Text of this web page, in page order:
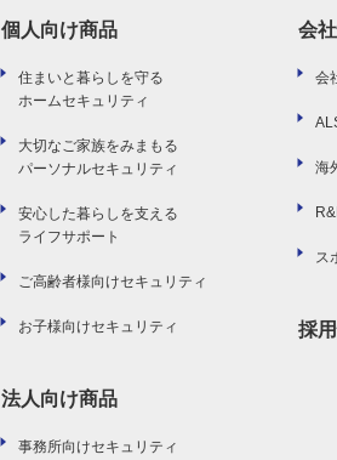
個人向け商品
住まいと暮らしを守る
ホームセキュリティ
大切なご家族をみまもる
パーソナルセキュリティ
安心した暮らしを支える
ライフサポート
ご高齢者様向けセキュリティ
お子様向けセキュリティ
法人向け商品
事務所向けセキュリティ
会
会
海
ス
採